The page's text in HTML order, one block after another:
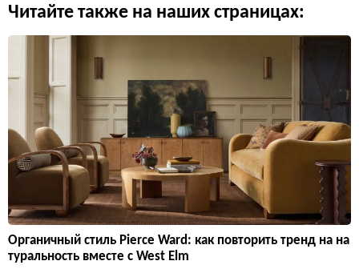
Читайте также на наших страницах:
Органичный стиль Pierce Ward: как повторить тренд на на
туральность вместе с West Elm